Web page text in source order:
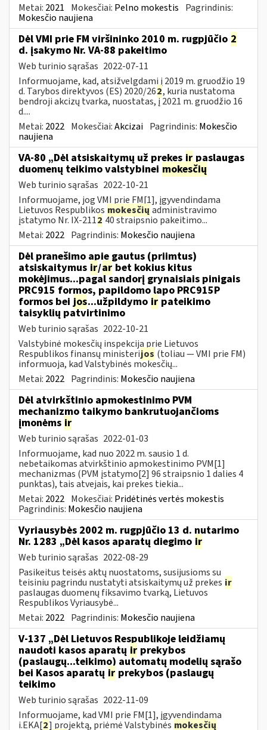
Metai: 2021 Mokesčiai: Pelno mokestis Pagrindinis:
Mokesčio naujiena
Dėl VMI prie FM viršininko 2010 m. rugpjūčio 2
d. įsakymo Nr. VA-88 pakeitimo
Web turinio sąrašas 2022-07-11
Informuojame, kad, atsižvelgdami į 2019 m. gruodžio 19
d. Tarybos direktyvos (ES) 2020/262, kuria nustatoma
bendroji akcizų tvarka, nuostatas, į 2021 m. gruodžio 16
d....
Metai: 2022 Mokesčiai:Akcizai Pagrindinis: Mokesčio
naujiena
VA-80 „Dėl atsiskaitymų už prekes ir paslaugas
duomenų teikimo valstybinei mokesčių
Web turinio sąrašas 2022-10-21
Informuojame, jog VMI prie FM[1], įgyvendindama
Lietuvos Respublikos mokesčių administravimo
įstatymo Nr. IX-2112 40 straipsnio pakeitimo...
Metai: 2022 Pagrindinis: Mokesčio naujiena
Dėl pranešimo apie gautus (priimtus)
atsiskaitymus ir/ar bet kokius kitus
mokėjimus...pagal sandorį grynaisiais pinigais
PRC915 formos, papildomo lapo PRC915P
formos bei jos...užpildymo ir pateikimo
taisyklių patvirtinimo
Web turinio sąrašas 2022-10-21
Valstybinė mokesčių inspekcija prie Lietuvos
Respublikos finansų ministerijos (toliau ― VMI prie FM)
informuoja, kad Valstybinės mokesčių...
Metai: 2022 Pagrindinis: Mokesčio naujiena
Dėl atvirkštinio apmokestinimo PVM
mechanizmo taikymo bankrutuojančioms
įmonėms ir
Web turinio sąrašas 2022-01-03
Informuojame, kad nuo 2022 m. sausio 1 d.
nebetaikomas atvirkštinio apmokestinimo PVM[1]
mechanizmas (PVM įstatymo[2] 96 straipsnio 1 dalies 4
punktas), tais atvejais, kai prekes tiekia...
Metai: 2022 Mokesčiai: Pridėtinės vertės mokestis
Pagrindinis: Mokesčio naujiena
Vyriausybės 2002 m. rugpjūčio 13 d. nutarimo
Nr. 1283 „Dėl kasos aparatų diegimo ir
Web turinio sąrašas 2022-08-29
Pasikeitus teisės aktų nuostatoms, susijusioms su
teisiniu pagrindu nustatyti atsiskaitymų už prekes ir
paslaugas duomenų fiksavimo tvarką, Lietuvos
Respublikos Vyriausybė...
Metai: 2022 Pagrindinis: Mokesčio naujiena
V-137 „Dėl Lietuvos Respublikoje leidžiamų
naudoti kasos aparatų ir prekybos
(paslaugų...teikimo) automatų modelių sąrašo
bei Kasos aparatų ir prekybos (paslaugų
teikimo
Web turinio sąrašas 2022-11-09
Informuojame, kad VMI prie FM[1], įgyvendindama
i.EKA[2] projektą, priėmė Valstybinės mokesčių